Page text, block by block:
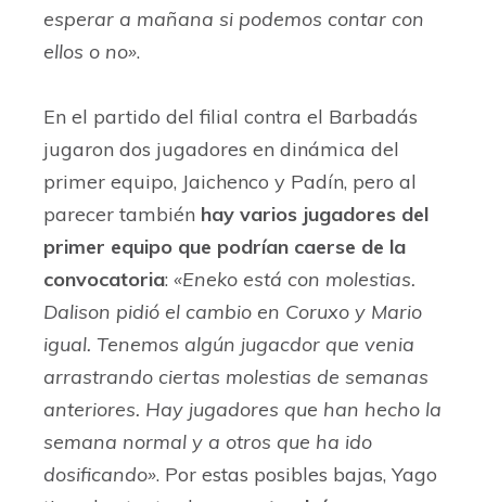
esperar a mañana si podemos contar con
ellos o no».
En el partido del filial contra el Barbadás
jugaron dos jugadores en dinámica del
primer equipo, Jaichenco y Padín, pero al
parecer también hay varios jugadores del
primer equipo que podrían caerse de la
convocatoria: «Eneko está con molestias.
Dalison pidió el cambio en Coruxo y Mario
igual. Tenemos algún jugacdor que venia
arrastrando ciertas molestias de semanas
anteriores. Hay jugadores que han hecho la
semana normal y a otros que ha ido
dosificando». Por estas posibles bajas, Yago